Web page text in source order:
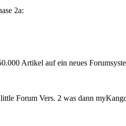
2a:
Artikel auf ein neues
Forum Vers. 2 was dann